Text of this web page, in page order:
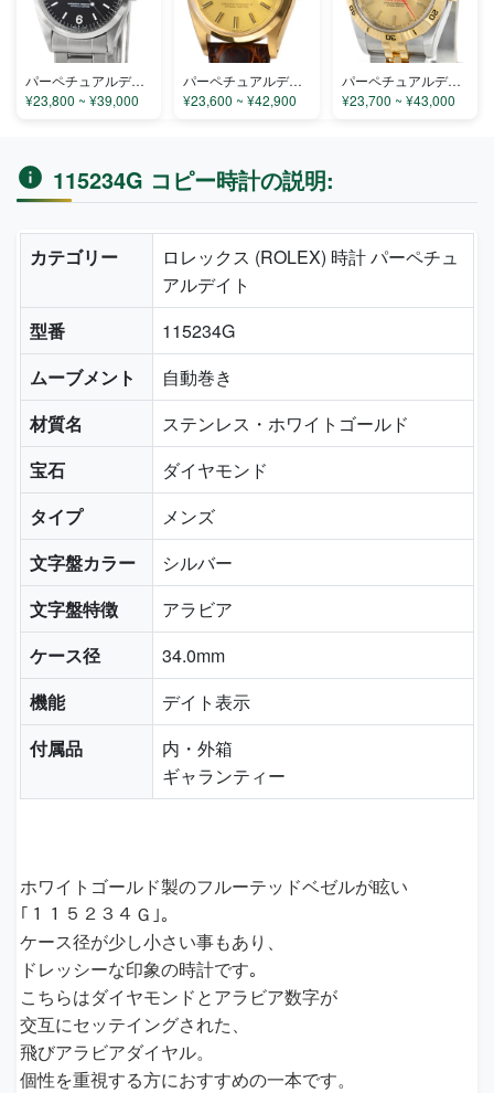
パーペチュアルデイト 1016 コピー
¥23,800 ~ ¥39,000
パーペチュアルデイト 1503 コピー
¥23,600 ~ ¥42,900
パーペチュアルデイト 116263 コピー
¥23,700 ~ ¥43,000
115234G コピー時計の説明:
カテゴリー
ロレックス (ROLEX) 時計 パーペチュ
アルデイト
型番
115234G
ムーブメント
自動巻き
材質名
ステンレス・ホワイトゴールド
宝石
ダイヤモンド
タイプ
メンズ
文字盤カラー
シルバー
文字盤特徴
アラビア
ケース径
34.0mm
機能
デイト表示
付属品
内・外箱
ギャランティー
ホワイトゴールド製のフルーテッドベゼルが眩い
｢１１５２３４Ｇ｣｡
ケース径が少し小さい事もあり、
ドレッシーな印象の時計です｡
こちらはダイヤモンドとアラビア数字が
交互にセッテイングされた、
飛びアラビアダイヤル。
個性を重視する方におすすめの一本です。